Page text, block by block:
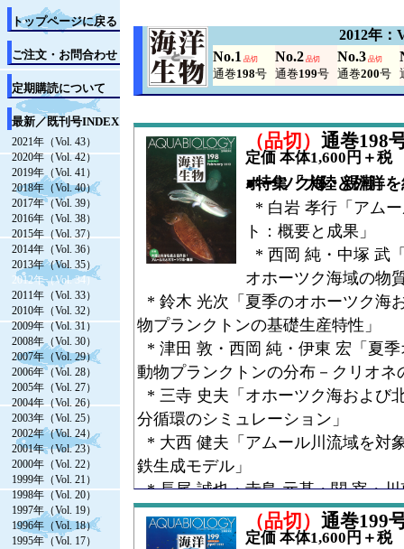
トップページに戻る
ご注文・お問合わせ
定期購読について
最新／既刊号INDEX
2021年（Vol. 43）
2020年（Vol. 42）
2019年（Vol. 41）
2018年（Vol. 40）
2017年（Vol. 39）
2016年（Vol. 38）
2015年（Vol. 37）
2014年（Vol. 36）
2013年（Vol. 35）
2012年（Vol. 34）
2011年（Vol. 33）
2010年（Vol. 32）
2009年（Vol. 31）
2008年（Vol. 30）
2007年（Vol. 29）
2006年（Vol. 28）
2005年（Vol. 27）
2004年（Vol. 26）
2003年（Vol. 25）
2002年（Vol. 24）
2001年（Vol. 23）
2000年（Vol. 22）
1999年（Vol. 21）
1998年（Vol. 20）
1997年（Vol. 19）
1996年（Vol. 18）
1995年（Vol. 17）
2012年：
No.1 品切
通巻198号
No.2 品切
通巻199号
No.3 品切
通巻200号
（品切） 通巻198
定価 本体1,600円＋税
●特集「大陸と外洋を結ぶ溶存鉄：アムール川とオホーツク海・親潮」
* 白岩 孝行「アム
ト：概要と成果」
* 西岡 純・中塚 武
オホーツク海域の物
* 鈴木 光次「夏季のオホーツク海
物プランクトンの基礎生産特性」
* 津田 敦・西岡 純・伊東 宏「夏
動物プランクトンの分布－クリオネ
* 三寺 史夫「オホーツク海および
分循環のシミュレーション」
* 大西 健夫「アムール川流域を対
鉄生成モデル」
* 長尾 誠也・寺島 元基・関 宰・
I. Kim・Vladimir. P. Shesterkin・
Makhinov「河川・汽水域における
（品切） 通巻199
定価 本体1,600円＋税